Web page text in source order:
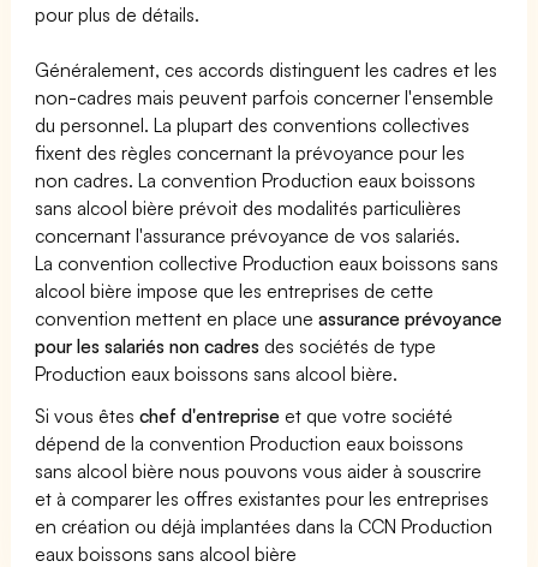
pour plus de détails.
Généralement, ces accords distinguent les cadres et les
non-cadres mais peuvent parfois concerner l'ensemble
du personnel. La plupart des conventions collectives
fixent des règles concernant la prévoyance pour les
non cadres. La convention Production eaux boissons
sans alcool bière prévoit des modalités particulières
concernant l'assurance prévoyance de vos salariés.
La convention collective Production eaux boissons sans
alcool bière impose que les entreprises de cette
convention mettent en place uneassurance prévoyance
pour les salariés non cadres des sociétés de type
Production eaux boissons sans alcool bière.
Si vous êteschef d'entreprise et que votre société
dépend de la convention Production eaux boissons
sans alcool bière nous pouvons vous aider à souscrire
et à comparer les offres existantes pour les entreprises
en création ou déjà implantées dans la CCN Production
eaux boissons sans alcool bière